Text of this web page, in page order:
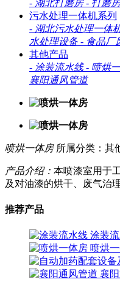
- 湖北打磨房 - 打磨房
污水处理一体机系列
- 湖北污水处理一体
水处理设备 - 食品厂
其他产品
- 涂装流水线 - 喷烘
襄阳通风管道
喷烘一体房 所属分类：其
产品介绍： 本喷漆室用于
及对油漆的烘干、废气治
推荐产品
涂装
喷烘
襄